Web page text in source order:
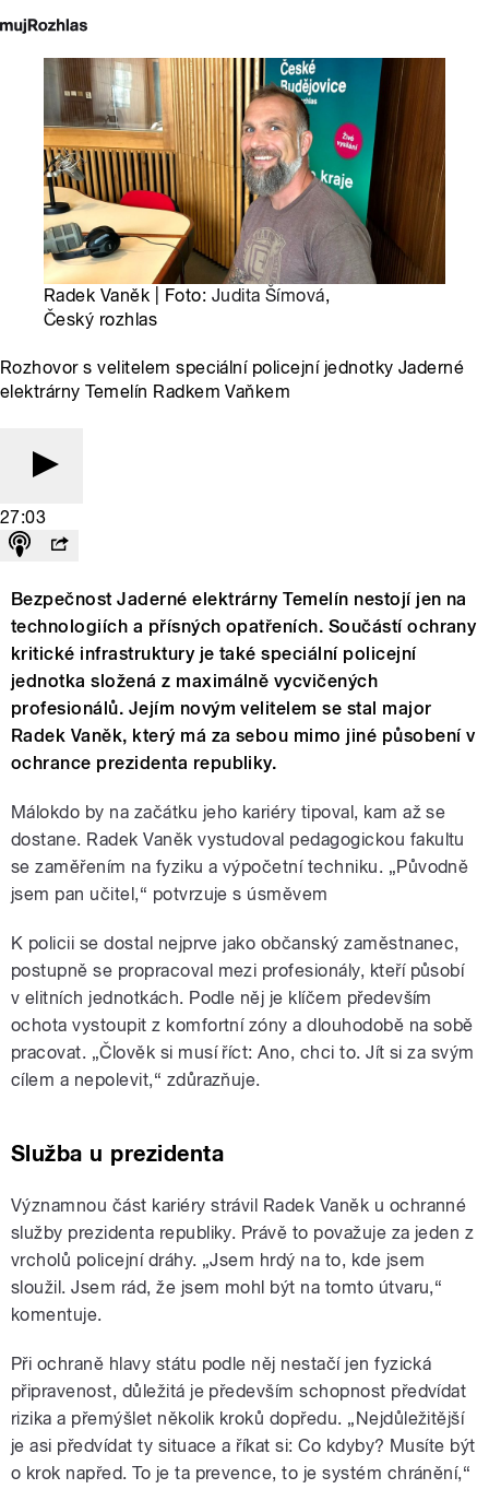
Radek Vaněk | Foto: Judita Šímová,
Český rozhlas
Rozhovor s velitelem speciální policejní jednotky Jaderné
elektrárny Temelín Radkem Vaňkem
27:03
Bezpečnost Jaderné elektrárny Temelín nestojí jen na
technologiích a přísných opatřeních. Součástí ochrany
kritické infrastruktury je také speciální policejní
jednotka složená z maximálně vycvičených
profesionálů. Jejím novým velitelem se stal major
Radek Vaněk, který má za sebou mimo jiné působení v
ochrance prezidenta republiky.
Málokdo by na začátku jeho kariéry tipoval, kam až se
dostane. Radek Vaněk vystudoval pedagogickou fakultu
se zaměřením na fyziku a výpočetní techniku. „Původně
jsem pan učitel,“ potvrzuje s úsměvem
K policii se dostal nejprve jako občanský zaměstnanec,
postupně se propracoval mezi profesionály, kteří působí
v elitních jednotkách. Podle něj je klíčem především
ochota vystoupit z komfortní zóny a dlouhodobě na sobě
pracovat. „Člověk si musí říct: Ano, chci to. Jít si za svým
cílem a nepolevit,“ zdůrazňuje.
Služba u prezidenta
Významnou část kariéry strávil Radek Vaněk u ochranné
služby prezidenta republiky. Právě to považuje za jeden z
vrcholů policejní dráhy. „Jsem hrdý na to, kde jsem
sloužil. Jsem rád, že jsem mohl být na tomto útvaru,“
komentuje.
Při ochraně hlavy státu podle něj nestačí jen fyzická
připravenost, důležitá je především schopnost předvídat
rizika a přemýšlet několik kroků dopředu. „Nejdůležitější
je asi předvídat ty situace a říkat si: Co kdyby? Musíte být
o krok napřed. To je ta prevence, to je systém chránění,“